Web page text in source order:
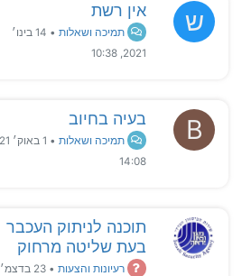
ש אין רשת
תמיכה ושאלות •
14 בינו׳
2021, 10:38
B בעיה בחיוב
תמיכה ושאלות •
14:08
תוכנה לניתוק העכבר
בעת שליטה מרחוק
רעיונות והצעות •
23 בדצמ׳